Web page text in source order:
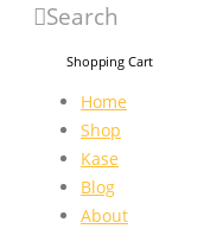
Search
Shopping Cart
Home
Shop
Kase
Blog
About